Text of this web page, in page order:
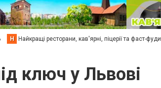
Н Найкращі ресторани, кав'ярні, піцерії та фаст-фуди
ключ у Львові